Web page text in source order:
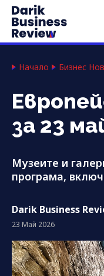
Начало Бизнес
за 23
Музеите и
програма,
Darik Business
23 Май 2026